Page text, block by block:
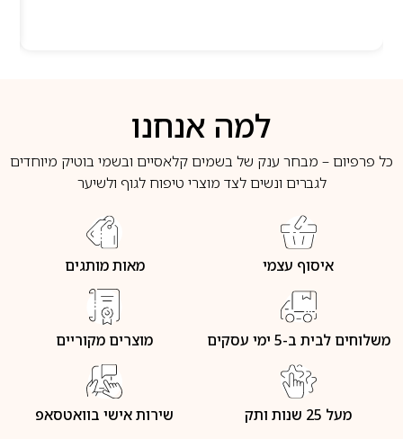
למה אנחנו
כל פרפיום – מבחר ענק של בשמים קלאסיים ובשמי בוטיק מיוחדים
לגברים ונשים לצד מוצרי טיפוח לגוף ולשיער
איסוף עצמי מאות מותגים
משלוחים לבית ב-5 ימי עסקים מוצרים מקוריים
מעל 25 שנות ותק שירות אישי בוואטסאפ